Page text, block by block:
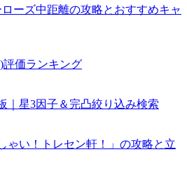
ーズ中距離の攻略とおすすめキャ
評価ランキング
｜星3因子＆完凸絞り込み検索
ゃい！トレセン軒！」の攻略と立